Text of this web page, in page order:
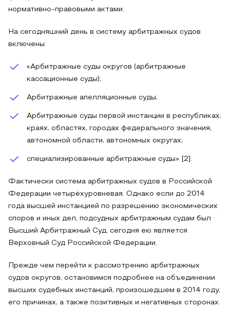
нормативно-правовыми актами.
На сегодняшний день в систему арбитражных судов
включены:
«Арбитражные суды округов (арбитражные
кассационные суды);
Арбитражные апелляционные суды;
Арбитражные суды первой инстанции в республиках,
краях, областях, городах федерального значения,
автономной области, автономных округах;
специализированные арбитражные суды» [2].
Фактически система арбитражных судов в Российской
Федерации четырёхуровневая. Однако если до 2014
года высшей инстанцией по разрешению экономических
споров и иных дел, подсудных арбитражным судам был
Высший Арбитражный Суд, сегодня ею является
Верховный Суд Российской Федерации.
Прежде чем перейти к рассмотрению арбитражных
судов округов, остановимся подробнее на объединении
высших судебных инстанций, произошедшем в 2014 году,
его причинах, а также позитивных и негативных сторонах.